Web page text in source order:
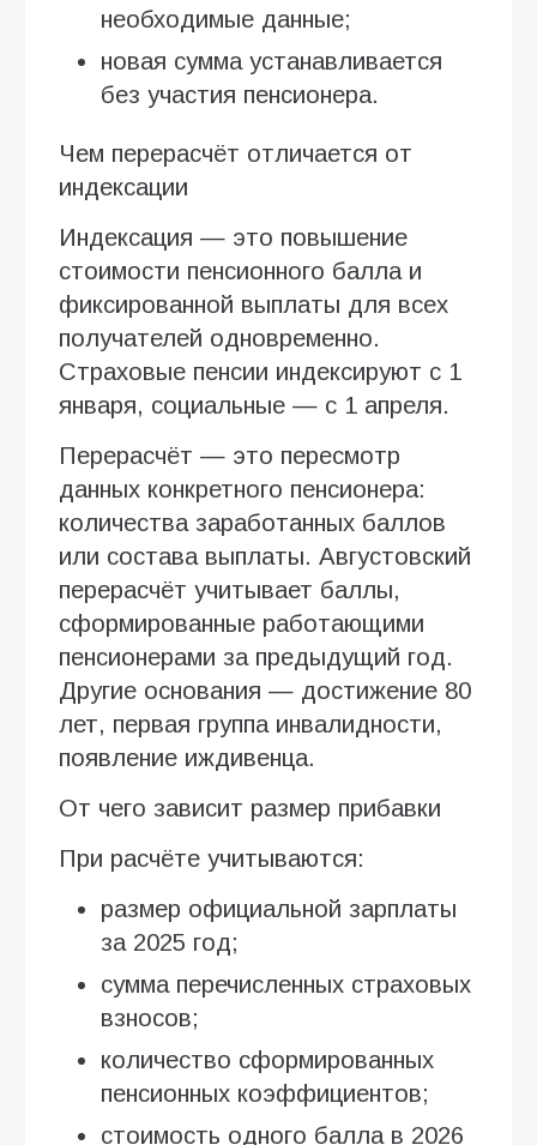
необходимые данные;
новая сумма устанавливается
без участия пенсионера.
Чем перерасчёт отличается от
индексации
Индексация — это повышение
стоимости пенсионного балла и
фиксированной выплаты для всех
получателей одновременно.
Страховые пенсии индексируют с 1
января, социальные — с 1 апреля.
Перерасчёт — это пересмотр
данных конкретного пенсионера:
количества заработанных баллов
или состава выплаты. Августовский
перерасчёт учитывает баллы,
сформированные работающими
пенсионерами за предыдущий год.
Другие основания — достижение 80
лет, первая группа инвалидности,
появление иждивенца.
От чего зависит размер прибавки
При расчёте учитываются:
размер официальной зарплаты
за 2025 год;
сумма перечисленных страховых
взносов;
количество сформированных
пенсионных коэффициентов;
стоимость одного балла в 2026